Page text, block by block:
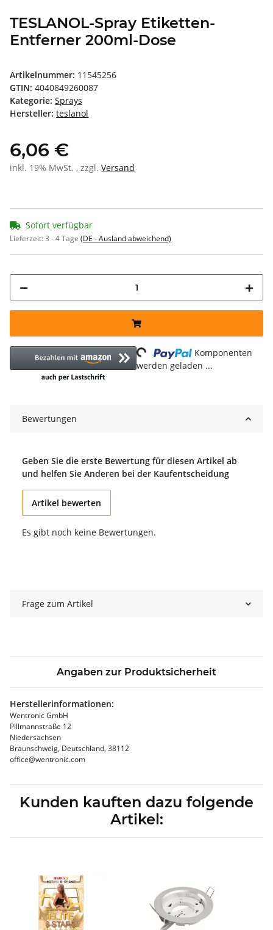
TESLANOL-Spray Etiketten-
Entferner 200ml-Dose
Artikelnummer: 11545256
GTIN: 4040849260087
Kategorie: Sprays
Hersteller: teslanol
6,06 €
inkl. 19% MwSt. , zzgl. Versand
Sofort verfügbar
Lieferzeit:3 - 4 Tage (DE - Ausland abweichend)
Loading...
Komponenten
werden geladen ...
Bewertungen
Geben Sie die erste Bewertung für diesen Artikel ab
und helfen Sie Anderen bei der Kaufentscheidung
Artikel bewerten
Es gibt noch keine Bewertungen.
Frage zum Artikel
Angaben zur Produktsicherheit
Herstellerinformationen:
Wentronic GmbH
Pillmannstraße 12
Niedersachsen
Braunschweig, Deutschland, 38112
office@wentronic.com
Kunden kauften dazu folgende
Artikel: